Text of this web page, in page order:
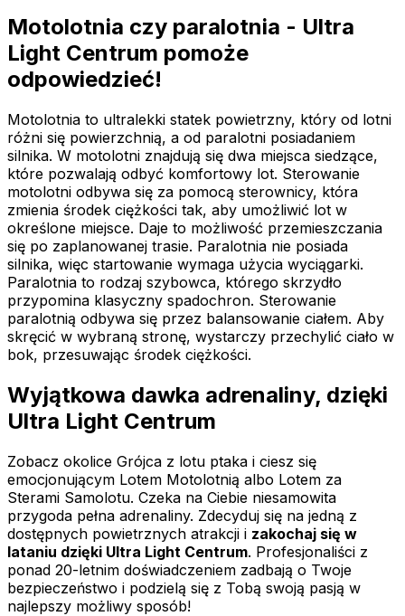
Motolotnia czy paralotnia - Ultra
Light Centrum pomoże
odpowiedzieć!
Motolotnia to ultralekki statek powietrzny, który od lotni
różni się powierzchnią, a od paralotni posiadaniem
silnika. W motolotni znajdują się dwa miejsca siedzące,
które pozwalają odbyć komfortowy lot. Sterowanie
motolotni odbywa się za pomocą sterownicy, która
zmienia środek ciężkości tak, aby umożliwić lot w
określone miejsce. Daje to możliwość przemieszczania
się po zaplanowanej trasie. Paralotnia nie posiada
silnika, więc startowanie wymaga użycia wyciągarki.
Paralotnia to rodzaj szybowca, którego skrzydło
przypomina klasyczny spadochron. Sterowanie
paralotnią odbywa się przez balansowanie ciałem. Aby
skręcić w wybraną stronę, wystarczy przechylić ciało w
bok, przesuwając środek ciężkości.
Wyjątkowa dawka adrenaliny, dzięki
Ultra Light Centrum
Zobacz okolice Grójca z lotu ptaka i ciesz się
emocjonującym Lotem Motolotnią albo Lotem za
Sterami Samolotu. Czeka na Ciebie niesamowita
przygoda pełna adrenaliny. Zdecyduj się na jedną z
dostępnych powietrznych atrakcji i zakochaj się w
lataniu dzięki Ultra Light Centrum. Profesjonaliści z
ponad 20-letnim doświadczeniem zadbają o Twoje
bezpieczeństwo i podzielą się z Tobą swoją pasją w
najlepszy możliwy sposób!